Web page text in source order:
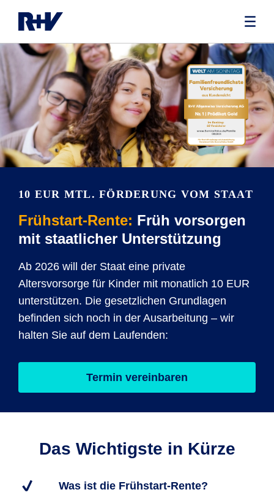
10 EUR MTL. FÖRDERUNG VOM STAAT
Frühstart-Rente: Früh vorsorgen
mit staatlicher Unterstützung
Ab 2026 will der Staat eine private
Altersvorsorge für Kinder mit monatlich 10 EUR
unterstützen. Die gesetzlichen Grundlagen
befinden sich noch in der Ausarbeitung – wir
halten Sie auf dem Laufenden:
Termin vereinbaren
Das Wichtigste in Kürze
Was ist die Frühstart-Rente?